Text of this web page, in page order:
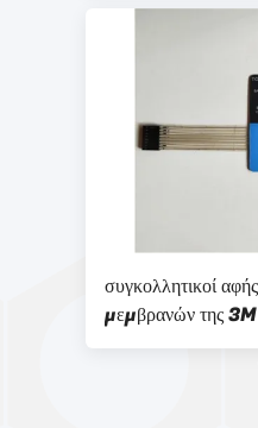
συγκολλητικοί
μεμβρανών της 3M
εξοπλισμό